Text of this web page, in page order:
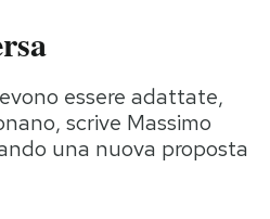
Consumismi
essere adattate,
scrive Massimo
una nuova proposta